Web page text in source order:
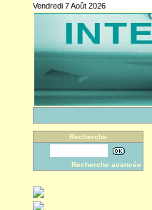
Vendredi 7 Août 2026
Recherche
Recherche avancée